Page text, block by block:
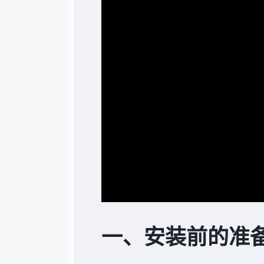
一、安装前的准